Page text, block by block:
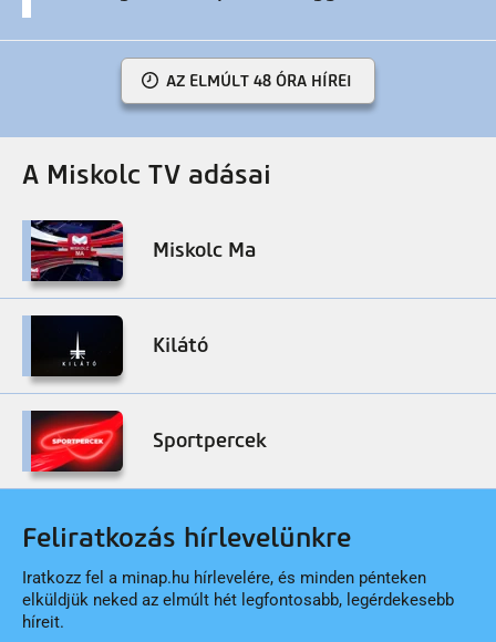
AZ ELMÚLT 48 ÓRA HÍREI
A Miskolc TV adásai
Miskolc Ma
Kilátó
Sportpercek
Feliratkozás hírlevelünkre
Iratkozz fel a minap.hu hírlevelére, és minden pénteken
elküldjük neked az elmúlt hét legfontosabb, legérdekesebb
híreit.